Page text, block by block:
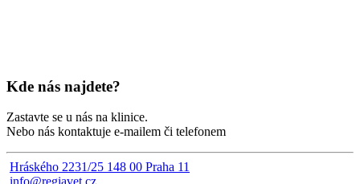
Kde nás najdete?
Zastavte se u nás na klinice.
Nebo nás kontaktuje e-mailem či telefonem
Hráského 2231/25 148 00 Praha 11